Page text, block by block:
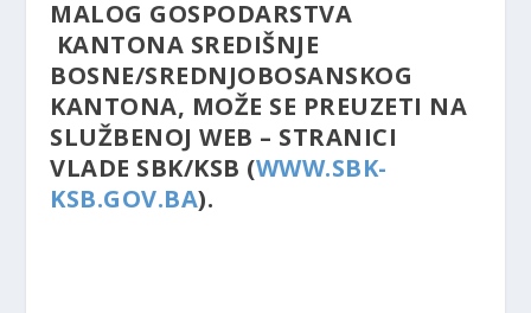
MALOG GOSPODARSTVA
KANTONA SREDIŠNJE
BOSNE/SREDNJOBOSANSKOG
KANTONA, MOŽE SE PREUZETI NA
SLUŽBENOJ WEB – STRANICI
VLADE SBK/KSB (WWW.SBK-
KSB.GOV.BA).